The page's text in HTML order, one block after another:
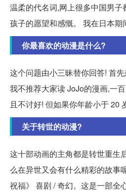
温柔的代名词,网上很多中国男
孩子的愿望和感慨。 我在日本期
你最喜欢的动漫是什么?
这个问题由小三昧替你回答! 首
我不推荐大家读 JoJo的漫画,一
且不讨好! 但如果你年龄小于 20
关于转世的动漫?
这十部动画的主角都是转世重生
么在异世又会有什么精彩的故事
祝福》 喜剧 / 奇幻。这是一部全